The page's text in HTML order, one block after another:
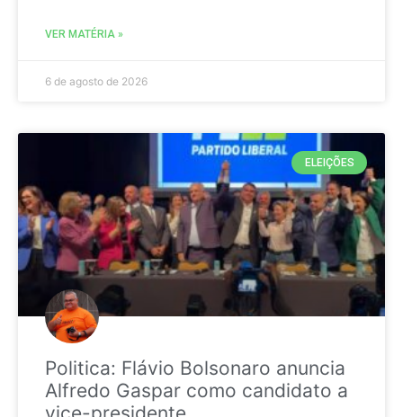
VER MATÉRIA »
6 de agosto de 2026
ELEIÇÕES
Politica: Flávio Bolsonaro anuncia
Alfredo Gaspar como candidato a